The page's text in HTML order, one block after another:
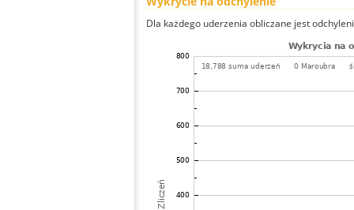
Dla każdego uderzenia obliczane jest